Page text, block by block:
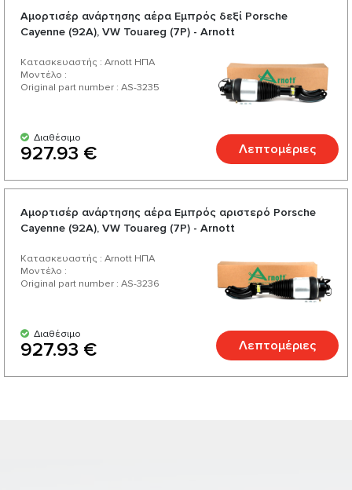
Αμορτισέρ ανάρτησης αέρα Εμπρός δεξί Porsche
Cayenne (92A), VW Touareg (7P) - Arnott
Κατασκευαστής : Arnott ΗΠΑ
Μοντέλο :
Original part number : AS-3235
Διαθέσιμο
927.93 € Λεπτομέριες
Αμορτισέρ ανάρτησης αέρα Εμπρός αριστερό Porsche
Cayenne (92A), VW Touareg (7P) - Arnott
Κατασκευαστής : Arnott ΗΠΑ
Μοντέλο :
Original part number : AS-3236
Διαθέσιμο
927.93 € Λεπτομέριες